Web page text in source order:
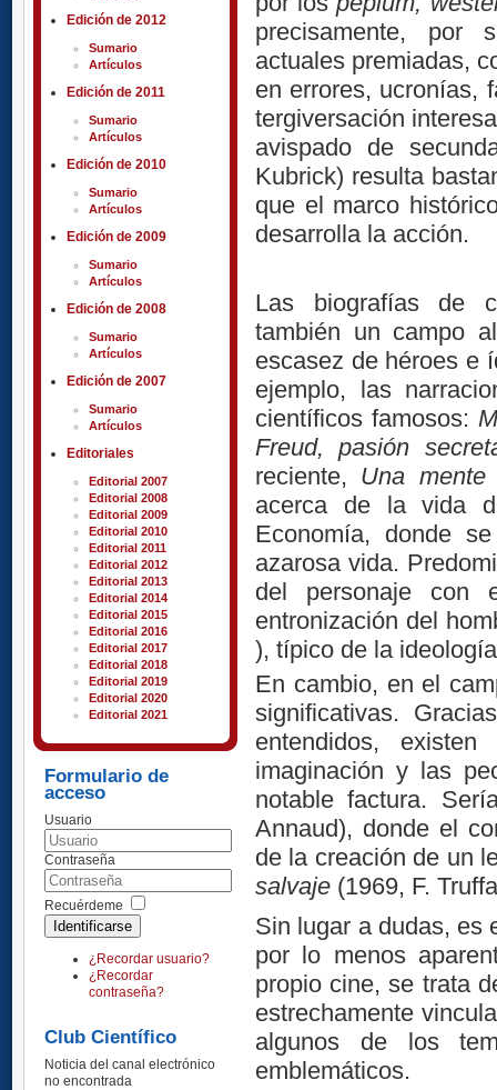
Edición de 2012
Sumario
Artículos
Edición de 2011
Sumario
Artículos
Edición de 2010
Sumario
Artículos
Edición de 2009
Sumario
Artículos
Edición de 2008
Sumario
Artículos
Edición de 2007
Sumario
Artículos
Editoriales
Editorial 2007
Editorial 2008
Editorial 2009
Editorial 2010
Editorial 2011
Editorial 2012
Editorial 2013
Editorial 2014
Editorial 2015
Editorial 2016
Editorial 2017
Editorial 2018
Editorial 2019
Editorial 2020
Editorial 2021
Formulario de
acceso
Usuario
Contraseña
Recuérdeme
Identificarse
¿Recordar usuario?
¿Recordar
contraseña?
Club Científico
Noticia del canal electrónico
no encontrada
precisamente, por
actuales premiadas,
en errores, ucronías,
tergiversación
avispado de
Kubrick) resulta
que el marco
desarrolla la acción.
Las biografías de
también un campo
escasez de héroes e
ejemplo, las
científicos famosos:
Freud, pasión
reciente, Una mente
acerca de la vida
Economía, donde
azarosa vida.
del personaje con
entronización del
), típico de la
En cambio, en el
significativas.
entendidos,
imaginación y las
notable factura.
Annaud), donde el
de la creación de un
salvaje (1969, F.
Sin lugar a dudas, es
por lo menos
propio cine, se trata
estrechamente
algunos de los
emblemáticos.